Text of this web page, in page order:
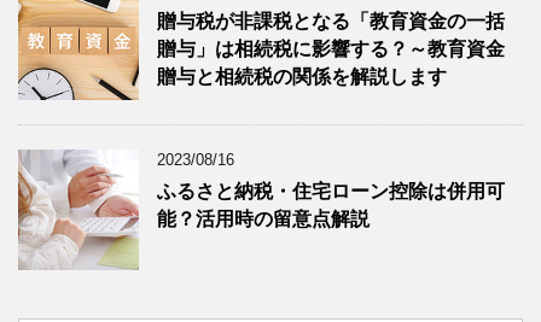
贈与税が非課税となる「教育資金の一括
贈与」は相続税に影響する？～教育資金
贈与と相続税の関係を解説します
2023/08/16
ふるさと納税・住宅ローン控除は併用可
能？活用時の留意点解説